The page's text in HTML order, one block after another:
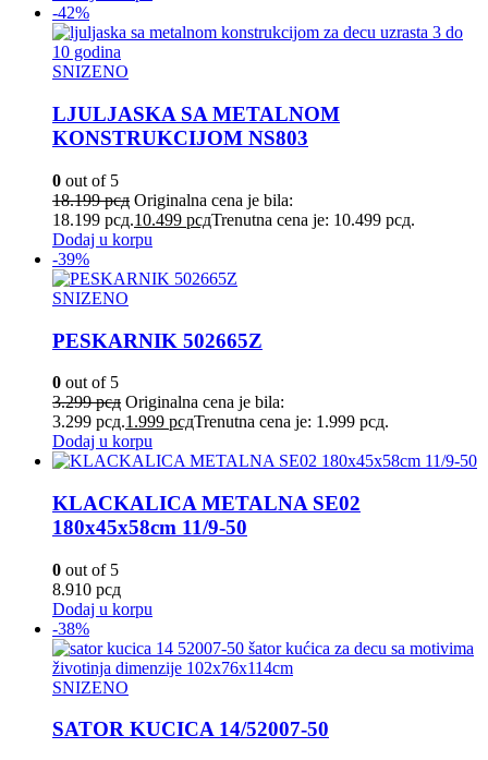
-42%
SNIZENO
LJULJASKA SA METALNOM
KONSTRUKCIJOM NS803
0 out of 5
18.199рсд Originalna cena je bila:
18.199 рсд.10.499 рсдTrenutna cena je: 10.499 рсд.
Dodaj u korpu
-39%
SNIZENO
PESKARNIK 502665Z
0 out of 5
3.299рсд Originalna cena je bila:
3.299 рсд.1.999 рсдTrenutna cena je: 1.999 рсд.
Dodaj u korpu
KLACKALICA METALNA SE02
180x45x58cm 11/9-50
0 out of 5
8.910 рсд
Dodaj u korpu
-38%
SNIZENO
SATOR KUCICA 14/52007-50